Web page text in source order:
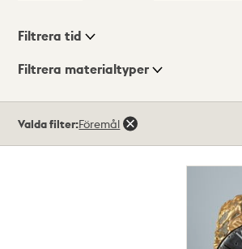
Visningsläge
Filtrera tid
Filtrera materialtyper
träffar
Valda filter:Föremål